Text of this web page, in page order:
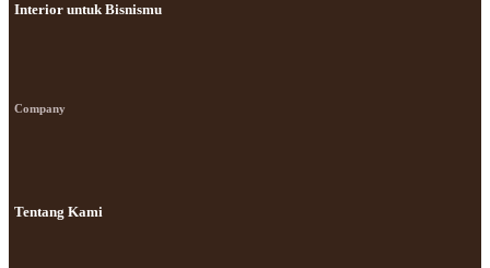
Interior untuk Bisnismu
Company
Tentang Kami